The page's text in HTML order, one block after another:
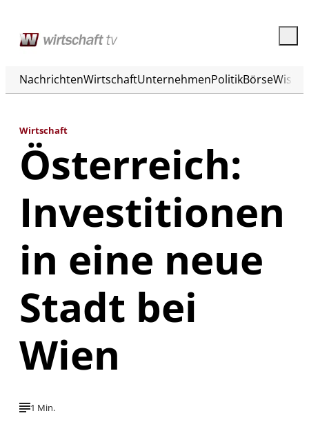
NachrichtenWirtschaftUnternehmenPolitikBörse
Wirtschaft
Österreich:
Investitionen
in eine neue
Stadt bei
Wien
1 Min.